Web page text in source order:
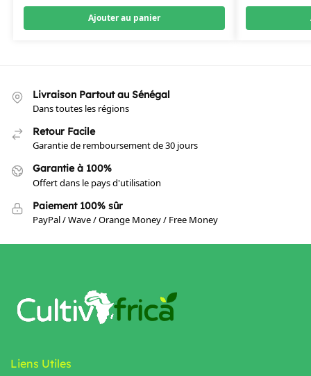
Ajouter au panier
Livraison Partout au Sénégal
Dans toutes les régions
Retour Facile
Garantie de remboursement de 30 jours
Garantie à 100%
Offert dans le pays d'utilisation
Paiement 100% sûr
PayPal / Wave / Orange Money / Free Money
Liens Utiles